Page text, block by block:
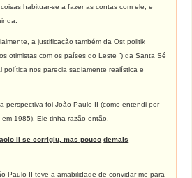
habituar-se a fazer as contas com ele, e
a justificação também da Ost politik
otimistas com os países do Leste ”) da Santa Sé
nos parecia sadiamente realística e
perspectiva foi João Paulo II (como entendi por
1985). Ele tinha razão então.
II se corrigiu, mas pouco demais
Paulo II teve a amabilidade de convidar-me para